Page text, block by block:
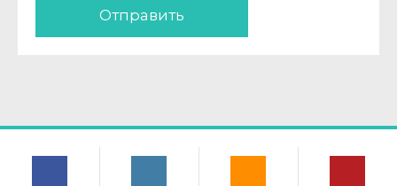
Отправить